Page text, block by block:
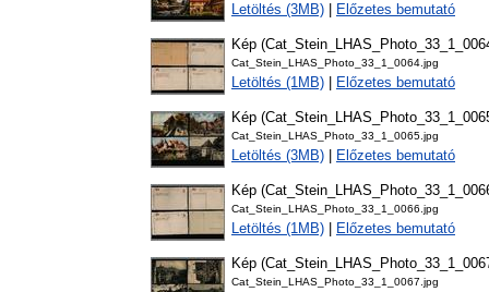
Letöltés (3MB) Előzetes bemutató
Kép
Cat_Stein_LHAS_Photo_33_1_0064.jpg
Letöltés (1MB) Előzetes bemutató
Kép
Cat_Stein_LHAS_Photo_33_1_0065.jpg
Letöltés (3MB) Előzetes bemutató
Kép
Cat_Stein_LHAS_Photo_33_1_0066.jpg
Letöltés (1MB) Előzetes bemutató
Kép
Cat_Stein_LHAS_Photo_33_1_0067.jpg